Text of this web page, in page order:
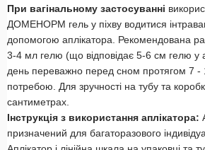
При вагінальному застосуванні
ДОМЕНОРМ гель у піхву водитися
допомогою аплікатора. Рекомендована
3-4 мл гелю (що відповідає 5-6 см гелю у
день переважно перед сном протягом 7 -
потребою. Для зручності на тубу та
сантиметрах.
Інструкція з використання аплікатора:
призначений для багаторазового